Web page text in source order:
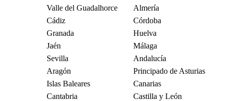
Valle del Guadalhorce
Almería
Cádiz
Córdoba
Granada
Huelva
Jaén
Málaga
Sevilla
Andalucía
Aragón
Principado de Asturias
Islas Baleares
Canarias
Cantabria
Castilla y León